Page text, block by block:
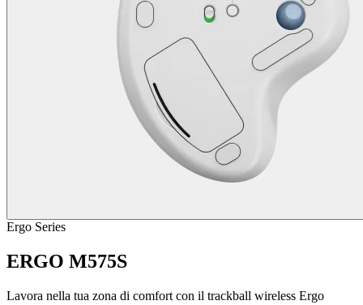
Ergo Series
ERGO M575S
Lavora nella tua zona di comfort con il trackball wireless Ergo